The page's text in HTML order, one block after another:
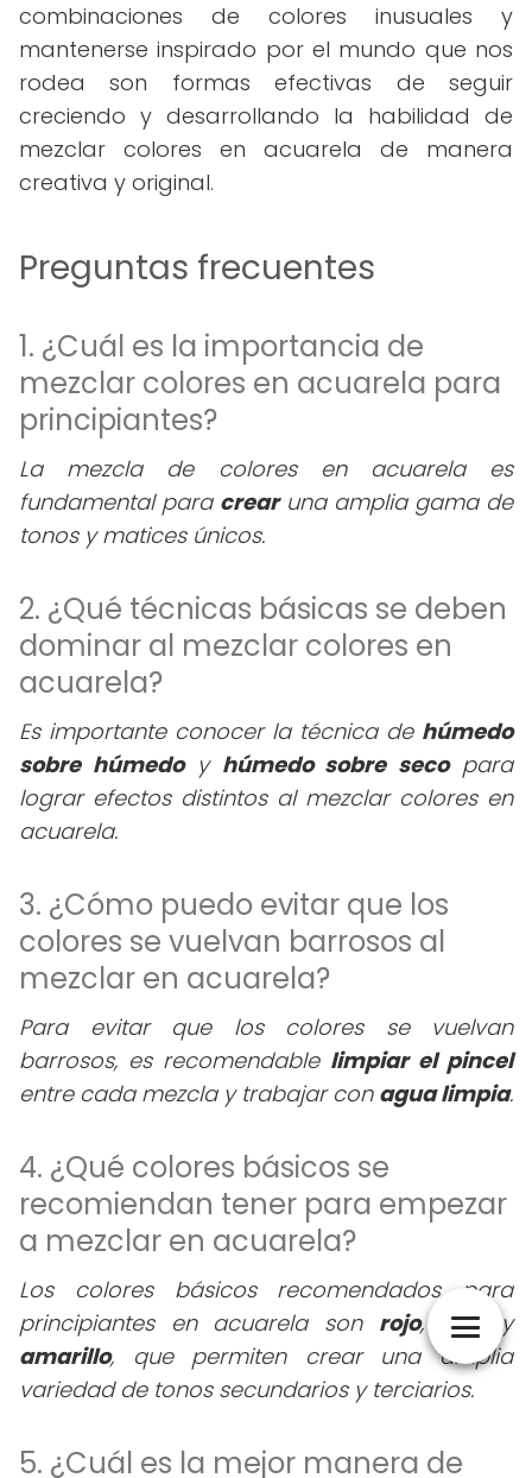
combinaciones de colores inusuales y
mantenerse inspirado por el mundo que nos
rodea son formas efectivas de seguir
creciendo y desarrollando la habilidad de
mezclar colores en acuarela de manera
creativa y original.
Preguntas frecuentes
1. ¿Cuál es la importancia de
mezclar colores en acuarela para
principiantes?
La mezcla de colores en acuarela es
fundamental para crearuna amplia gama de
tonos y matices únicos.
2. ¿Qué técnicas básicas se deben
dominar al mezclar colores en
acuarela?
Es importante conocer la técnica de húmedo
sobre húmedoy húmedo sobre secopara
lograr efectos distintos al mezclar colores en
acuarela.
3. ¿Cómo puedo evitar que los
colores se vuelvan barrosos al
mezclar en acuarela?
Para evitar que los colores se vuelvan
barrosos, es recomendable limpiar el pincel
entre cada mezcla y trabajar con agua limpia.
4. ¿Qué colores básicos se
recomiendan tener para empezar
a mezclar en acuarela?
Los colores básicos recomendados para
principiantes en acuarela son rojo, azul
y
amarillo, que permiten crear una amplia
variedad de tonos secundarios y terciarios.
5. ¿Cuál es la mejor manera de